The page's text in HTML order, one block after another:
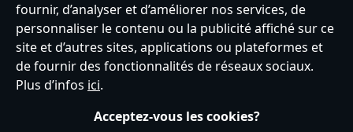
France
Service clients Conditions d’utilisation
Politique de cookies
Notice relative à la confidentialité
fournir, d’analyser et d’améliorer nos services, de
personnaliser le contenu ou la publicité affiché sur ce
site et d’autres sites, applications ou plateformes et
de fournir des fonctionnalités de réseaux sociaux.
Plus d’infos ici.
Acceptez-vous les cookies?